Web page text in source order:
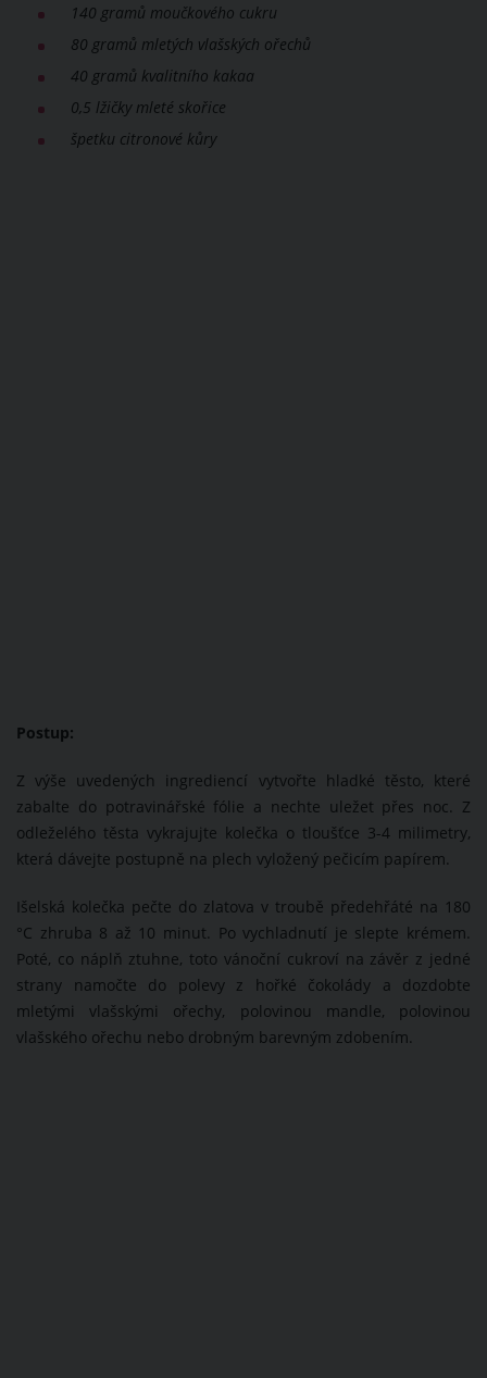
140 gramů moučkového cukru
80 gramů mletých vlašských ořechů
40 gramů kvalitního kakaa
0,5 lžičky mleté skořice
špetku citronové kůry
Postup:
Z výše uvedených ingrediencí vytvořte hladké těsto, které
zabalte do potravinářské fólie a nechte uležet přes noc. Z
odleželého těsta vykrajujte kolečka o tloušťce 3-4 milimetry,
která dávejte postupně na plech vyložený pečicím papírem.
Išelská kolečka pečte do zlatova v troubě předehřáté na 180
°C zhruba 8 až 10 minut. Po vychladnutí je slepte krémem.
Poté, co náplň ztuhne, toto vánoční cukroví na závěr z jedné
strany namočte do polevy z hořké čokolády a dozdobte
mletými vlašskými ořechy, polovinou mandle, polovinou
vlašského ořechu nebo drobným barevným zdobením.